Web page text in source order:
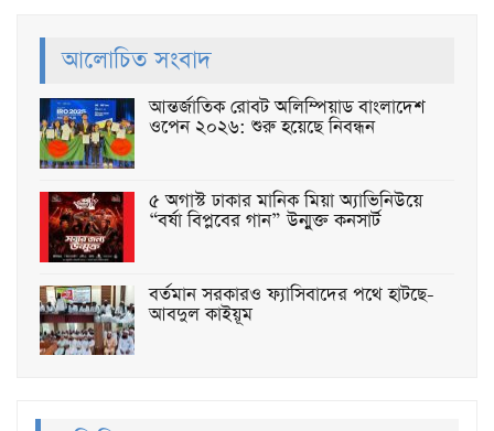
আলোচিত সংবাদ
আন্তর্জাতিক রোবট অলিম্পিয়াড বাংলাদেশ
ওপেন ২০২৬: শুরু হয়েছে নিবন্ধন
৫ অগাস্ট ঢাকার মানিক মিয়া অ্যাভিনিউয়ে
“বর্ষা বিপ্লবের গান” উন্মুক্ত কনসার্ট
বর্তমান সরকারও ফ্যাসিবাদের পথে হাটছে-
আবদুল কাইয়ূম